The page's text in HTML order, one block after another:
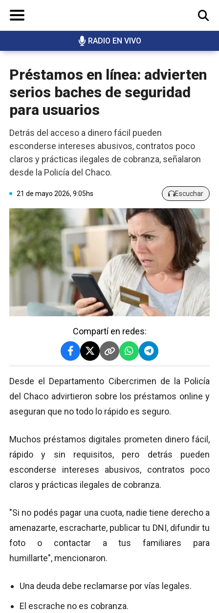
RADIO EN VIVO
BUSCAR
Préstamos en línea: advierten
serios baches de seguridad
para usuarios
Detrás del acceso a dinero fácil pueden
esconderse intereses abusivos, contratos poco
claros y prácticas ilegales de cobranza, señalaron
desde la Policía del Chaco.
21 de mayo 2026, 9:05hs Escuchar
Compartí en redes:
Desde el Departamento Cibercrimen de la Policía
del Chaco advirtieron sobre los préstamos online y
aseguran que no todo lo rápido es seguro.
Muchos préstamos digitales prometen dinero fácil,
rápido y sin requisitos, pero detrás pueden
esconderse intereses abusivos, contratos poco
claros y prácticas ilegales de cobranza.
"Si no podés pagar una cuota, nadie tiene derecho a
amenazarte, escracharte, publicar tu DNI, difundir tu
foto o contactar a tus familiares para
humillarte", mencionaron.
Una deuda debe reclamarse por vías legales.
El escrache no es cobranza.